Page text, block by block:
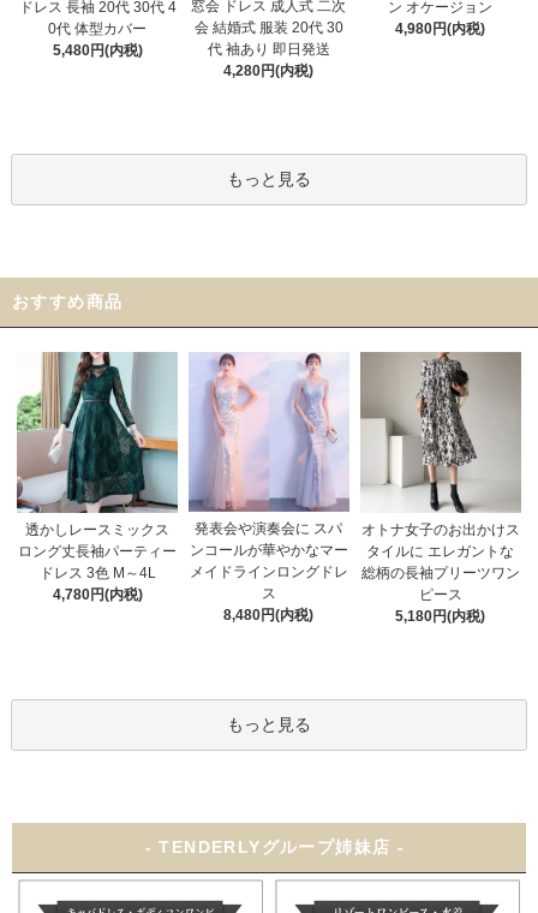
ドレス 長袖 20代 30代 4
0代 体型カバー
5,480円(内税)
窓会 ドレス 成人式 二次
会 結婚式 服装 20代 30
代 袖あり 即日発送
4,280円(内税)
ン オケージョン
4,980円(内税)
もっと見る
おすすめ商品
透かしレースミックス
ロング丈長袖パーティー
ドレス 3色 M～4L
4,780円(内税)
発表会や演奏会に スパ
ンコールが華やかなマー
メイドラインロングドレ
ス
8,480円(内税)
オトナ女子のお出かけス
タイルに エレガントな
総柄の長袖プリーツワン
ピース
5,180円(内税)
もっと見る
- TENDERLYグループ姉妹店 -